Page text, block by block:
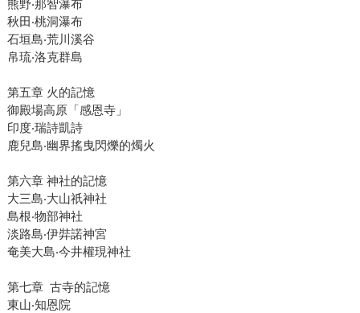
熊野‧那智瀑布
秋田‧桃洞瀑布
石垣島‧荒川溪谷
帛琉‧洛克群島
第五章 火的記憶
御殿場高原「感恩寺」
印度‧瑞詩凱詩
鹿兒島‧幽界搖曳閃爍的燭火
第六章 神社的記憶
大三島‧大山祇神社
島根‧物部神社
淡路島‧伊弉諾神宮
奄美大島‧今井權現神社
第七章 古寺的記憶
東山‧知恩院